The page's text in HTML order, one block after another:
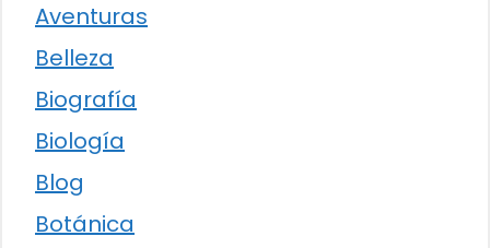
Aventuras
Belleza
Biografía
Biología
Blog
Botánica